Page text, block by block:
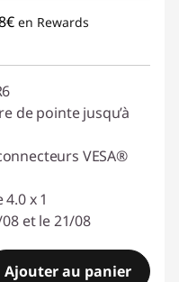
en Rewards
de pointe jusqu’à
VESA®
x 1
et le 21/08
Ajouter au panier